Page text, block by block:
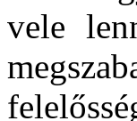
vele